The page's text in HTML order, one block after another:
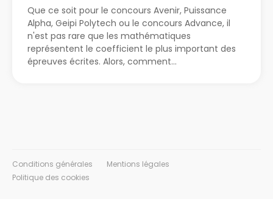
Que ce soit pour le concours Avenir, Puissance
Alpha, Geipi Polytech ou le concours Advance, il
n'est pas rare que les mathématiques
représentent le coefficient le plus important des
épreuves écrites. Alors, comment...
Conditions générales
Mentions légales
Politique des cookies